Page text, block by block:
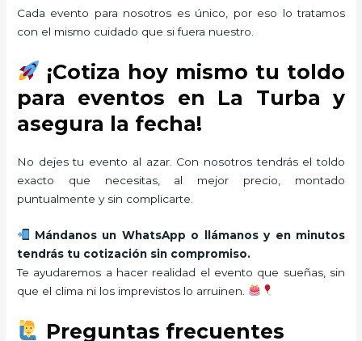
Cada evento para nosotros es único, por eso lo tratamos
con el mismo cuidado que si fuera nuestro.
¡Cotiza hoy mismo tu toldo
para eventos en La Turba y
asegura la fecha!
No dejes tu evento al azar. Con nosotros tendrás el toldo
exacto que necesitas, al mejor precio, montado
puntualmente y sin complicarte.
Mándanos un WhatsApp o llámanos y en minutos
tendrás tu cotización sin compromiso.
Te ayudaremos a hacer realidad el evento que sueñas, sin
que el clima ni los imprevistos lo arruinen.
Preguntas frecuentes